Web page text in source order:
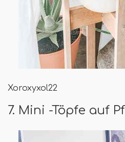
Xoroxyxol22
7. Mini -Töpfe auf